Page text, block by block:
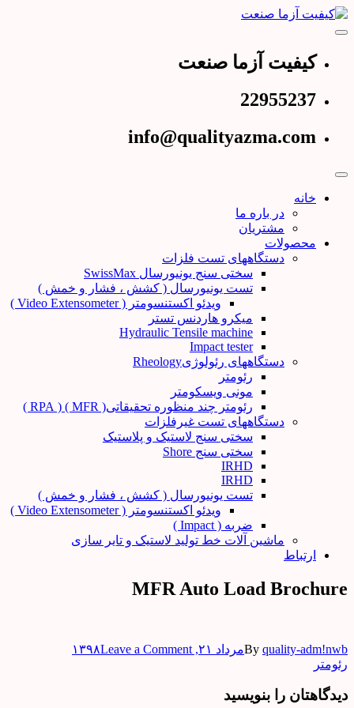
Skip
کیفیت آزما صنعت
کیفیت آزما صنعت
22955237
info@qualityazma.com
خانه
در باره ما
مشتریان
محصولات
دستگاههای تست فلزات
سختی سنج یونیورسال SwissMax
تست یونیورسال ( کشش ، فشار و خمش )
ویدئو اکستنسومتر ( Video Extensometer )
میکرو هاردنس تستر
Hydraulic Tensile machine
Impact tester
دستگاههای رئولوژیRheology
رئومتر
مونی ویسکومتر
رئومتر چند منظوره تحقیقاتی( MFR ) ( RPA )
دستگاههای تست غیرفلزات
سختی سنج لاستیک و پلاستیک
سختی سنج Shore
IRHD
IRHD
تست یونیورسال ( کشش ، فشار و خمش )
ویدئو اکستنسومتر ( Video Extensometer )
ضربه ( Impact )
ماشین آلات خط تولید لاستیک و تایر سازی
ارتباط
MFR Auto Load Brochure
By quality-adm!nwb مرداد ۲۱, ۱۳۹۸ Leave a Comment
راهبری
نوشته‌ها
رئومتر
دیدگاهتان را بنویسید